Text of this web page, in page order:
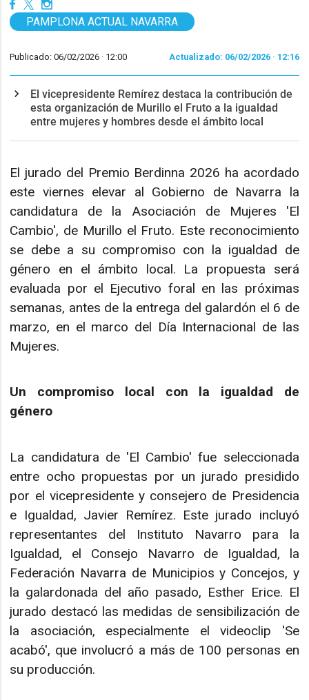
PAMPLONA ACTUAL NAVARRA
Publicado: 06/02/2026 · 12:00 Actualizado: 06/02/2026 · 12:16
El vicepresidente Remírez destaca la contribución de
esta organización de Murillo el Fruto a la igualdad
entre mujeres y hombres desde el ámbito local
El jurado del Premio Berdinna 2026 ha acordado
este viernes elevar al Gobierno de Navarra la
candidatura de la Asociación de Mujeres 'El
Cambio', de Murillo el Fruto. Este reconocimiento
se debe a su compromiso con la igualdad de
género en el ámbito local. La propuesta será
evaluada por el Ejecutivo foral en las próximas
semanas, antes de la entrega del galardón el 6 de
marzo, en el marco del Día Internacional de las
Mujeres.
Un compromiso local con la igualdad de
género
La candidatura de 'El Cambio' fue seleccionada
entre ocho propuestas por un jurado presidido
por el vicepresidente y consejero de Presidencia
e Igualdad, Javier Remírez. Este jurado incluyó
representantes del Instituto Navarro para la
Igualdad, el Consejo Navarro de Igualdad, la
Federación Navarra de Municipios y Concejos, y
la galardonada del año pasado, Esther Erice. El
jurado destacó las medidas de sensibilización de
la asociación, especialmente el videoclip 'Se
acabó', que involucró a más de 100 personas en
su producción.